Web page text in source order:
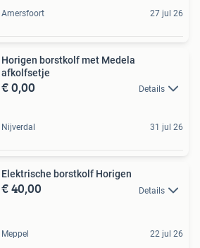
Amersfoort 27 jul 26
Horigen borstkolf met Medela
afkolfsetje
€ 0,00 Details
Nijverdal 31 jul 26
Elektrische borstkolf Horigen
€ 40,00 Details
Meppel 22 jul 26